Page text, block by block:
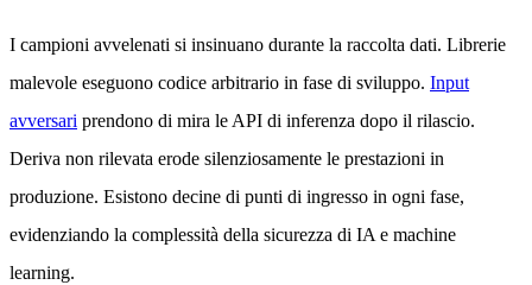
I campioni avvelenati si insinuano durante la raccolta dati. Librerie
malevole eseguono codice arbitrario in fase di sviluppo. Input
avversari prendono di mira le API di inferenza dopo il rilascio.
Deriva non rilevata erode silenziosamente le prestazioni in
produzione. Esistono decine di punti di ingresso in ogni fase,
evidenziando la complessità della sicurezza di IA e machine
learning.